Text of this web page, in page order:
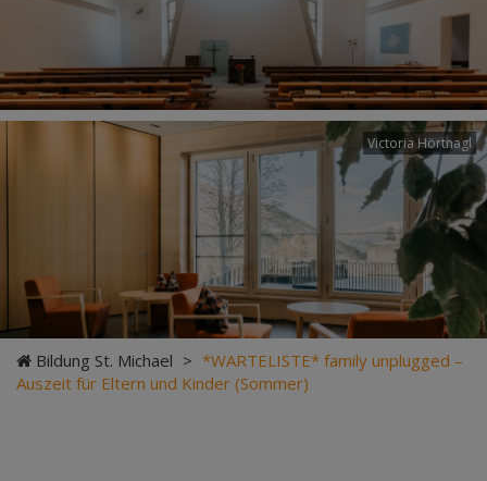
Victoria Hörtnagl
Bildung St. Michael > *WARTELISTE* family unplugged –
Auszeit für Eltern und Kinder (Sommer)